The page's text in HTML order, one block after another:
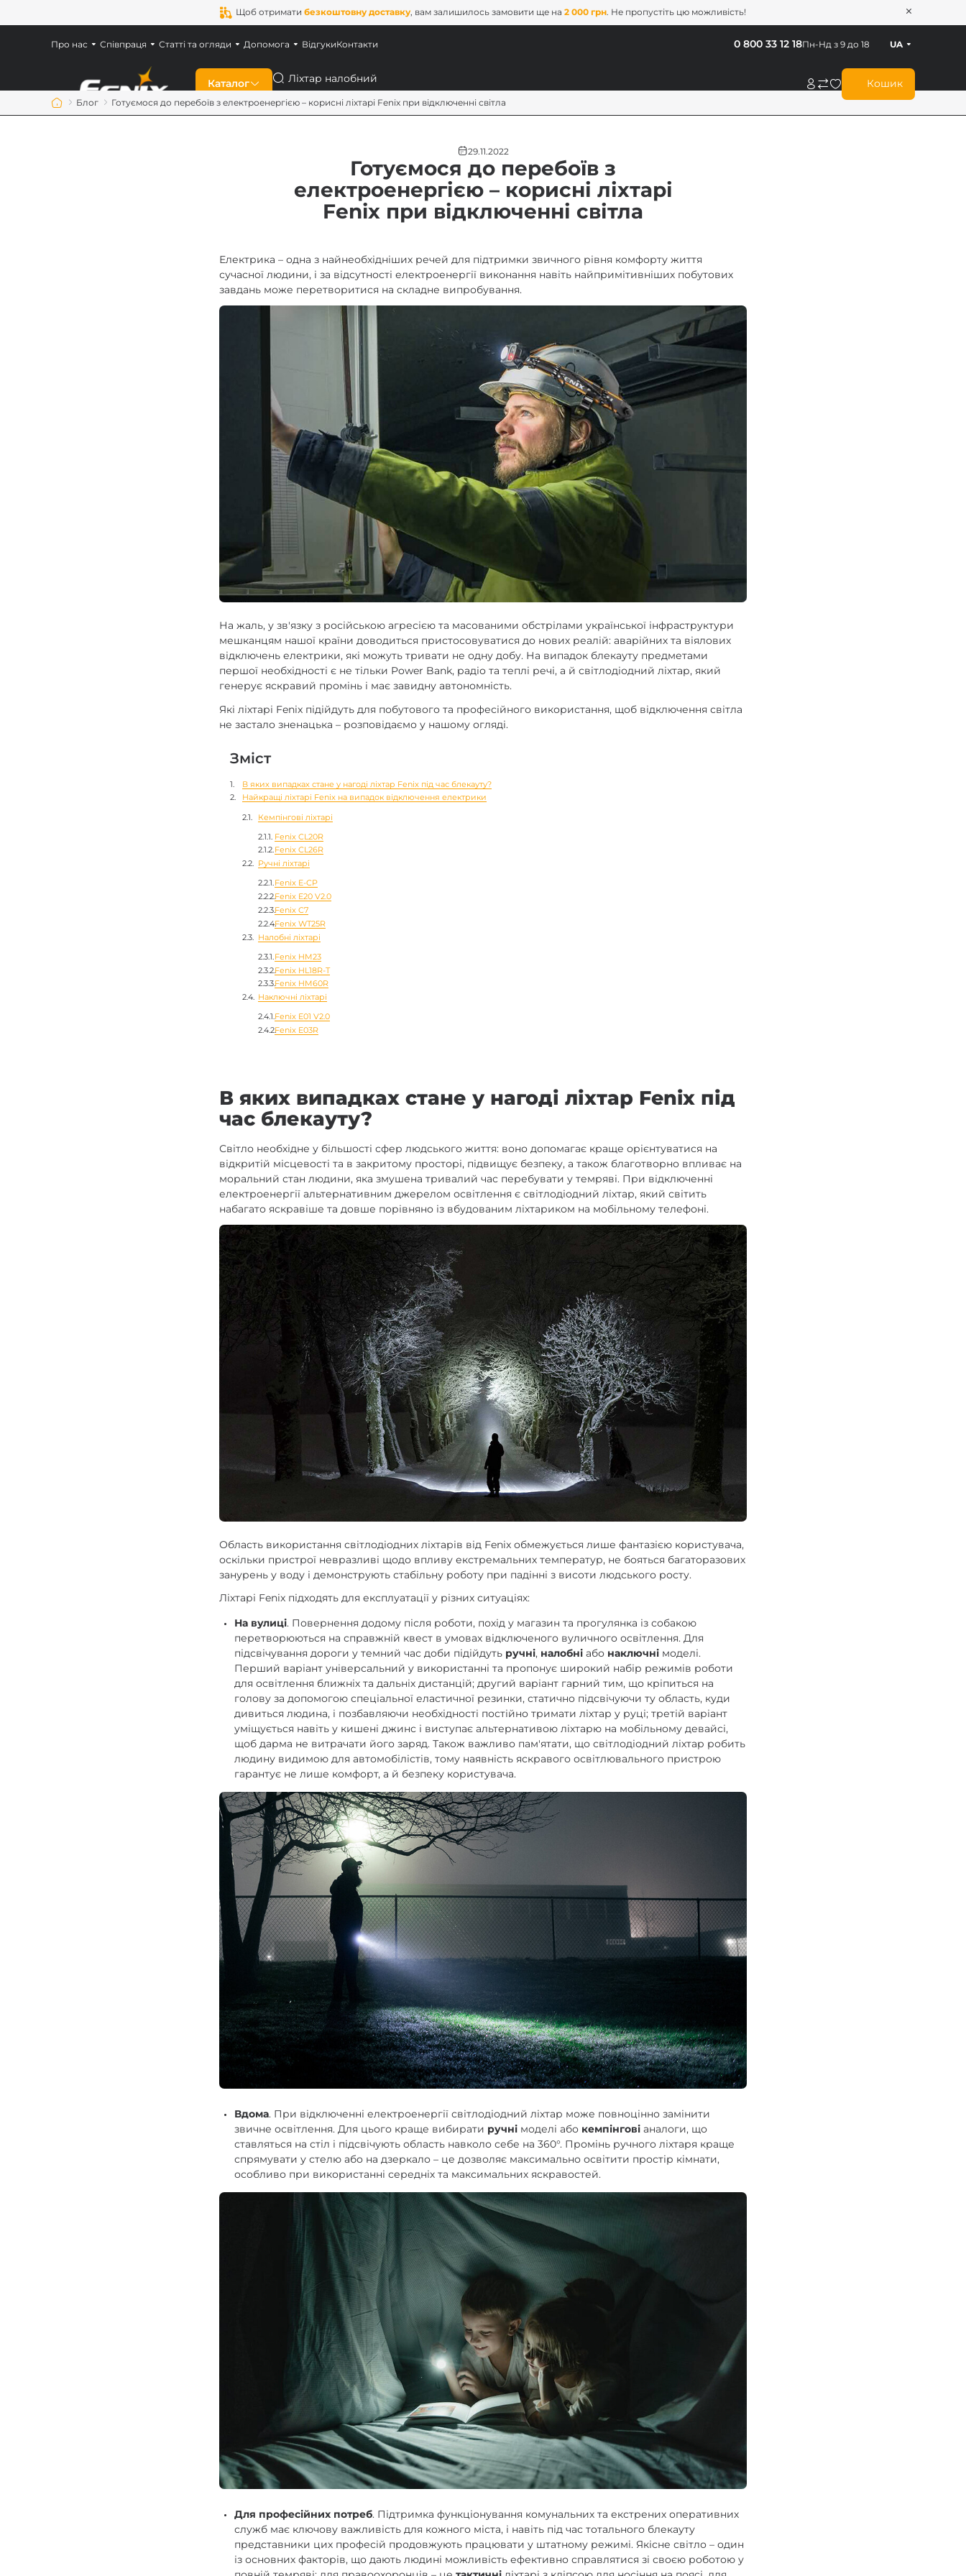
Щоб отриматибезкоштовну доставку, вам залишилось замовити ще на2 000 грн. Не пропустіть цю можливість!
Каталог
Ліхтарі для військових
Акумулятори Fenix
Зарядні пристрої Fenix
Аксесуари для ліхтарів
Пошук Кошик
Пн-Нд з 9 до 18
0 800 33 12 18 UA
Про нас Співпраця Статті та огляди Допомога ВідгукиКонтакти
Блог Готуємося до перебоїв з електроенергією – корисні ліхтарі Fenix ​​при відключенні світла
29.11.2022
Готуємося до перебоїв з
електроенергією – корисні ліхтарі
Fenix ​​при відключенні світла
Електрика – одна з найнеобхідніших речей для підтримки звичного рівня комфорту життя
сучасної людини, і за відсутності електроенергії виконання навіть найпримітивніших побутових
завдань може перетворитися на складне випробування.
На жаль, у зв'язку з російською агресією та масованими обстрілами української інфраструктури
мешканцям нашої країни доводиться пристосовуватися до нових реалій: аварійних та віялових
відключень електрики, які можуть тривати не одну добу. На випадок блекауту предметами
першої необхідності є не тільки Power Bank, радіо та теплі речі, а й світлодіодний ліхтар, який
генерує яскравий промінь і має завидну автономність.
Які ліхтарі Fenix підійдуть для побутового та професійного використання, щоб відключення світла
не застало зненацька – розповідаємо у нашому огляді.
Зміст
В яких випадках стане у нагоді ліхтар Fenix під час блекауту?
Найкращі ліхтарі Fenix на випадок відключення електрики
Кемпінгові ліхтарі
Fenix CL20R
Fenix CL26R
Ручні ліхтарі
Fenix E-CP
Fenix E20 V2.0
Fenix C7
Fenix WT25R
Налобні ліхтарі
Fenix HM23
Fenix HL18R-T
Fenix HM60R
Наключні ліхтарі
Fenix E01 V2.0
Fenix E03R
В яких випадках стане у нагоді ліхтар Fenix під
час блекауту?
Світло необхідне у більшості сфер людського життя: воно допомагає краще орієнтуватися на
відкритій місцевості та в закритому просторі, підвищує безпеку, а також благотворно впливає на
моральний стан людини, яка змушена тривалий час перебувати у темряві. При відключенні
електроенергії альтернативним джерелом освітлення є світлодіодний ліхтар, який світить
набагато яскравіше та довше порівняно із вбудованим ліхтариком на мобільному телефоні.
Область використання світлодіодних ліхтарів від Fenix обмежується лише фантазією користувача,
оскільки пристрої невразливі щодо впливу екстремальних температур, не бояться багаторазових
занурень у воду і демонструють стабільну роботу при падінні з висоти людського росту.
Ліхтарі Fenix підходять для експлуатації у різних ситуаціях:
На вулиці. Повернення додому після роботи, похід у магазин та прогулянка із собакою
перетворюються на справжній квест в умовах відключеного вуличного освітлення. Для
підсвічування дороги у темний час доби підійдуть ручні, налобні або наключні моделі.
Перший варіант універсальний у використанні та пропонує широкий набір режимів роботи
для освітлення ближніх та дальніх дистанцій; другий варіант гарний тим, що кріпиться на
голову за допомогою спеціальної еластичної резинки, статично підсвічуючи ту область, куди
дивиться людина, і позбавляючи необхідності постійно тримати ліхтар у руці; третій варіант
уміщується навіть у кишені джинс і виступає альтернативою ліхтарю на мобільному девайсі,
щоб дарма не витрачати його заряд. Також важливо пам'ятати, що світлодіодний ліхтар робить
людину видимою для автомобілістів, тому наявність яскравого освітлювального пристрою
гарантує не лише комфорт, а й безпеку користувача.
Вдома. При відключенні електроенергії світлодіодний ліхтар може повноцінно замінити
звичне освітлення. Для цього краще вибирати ручні моделі або кемпінгові аналоги, що
ставляться на стіл і підсвічують область навколо себе на 360°. Промінь ручного ліхтаря краще
спрямувати у стелю або на дзеркало – це дозволяє максимально освітити простір кімнати,
особливо при використанні середніх та максимальних яскравостей.
Для професійних потреб. Підтримка функціонування комунальних та екстрених оперативних
служб має ключову важливість для кожного міста, і навіть під час тотального блекауту
представники цих професій продовжують працювати у штатному режимі. Якісне світло – один
із основних факторів, що дають людині можливість ефективно справлятися зі своєю роботою у